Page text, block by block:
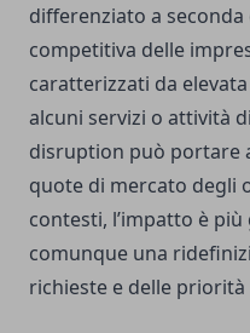
differenziato a
competitiva delle
caratterizzati da
alcuni servizi o attività
disruption può portare
quote di mercato degli
contesti, l’impatto è
comunque una
richieste e delle